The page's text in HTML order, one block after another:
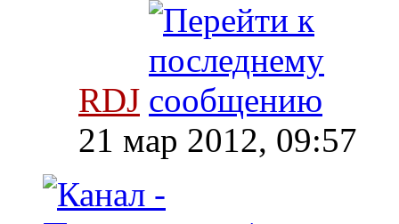
RDJ
21 мар 2012, 09:57